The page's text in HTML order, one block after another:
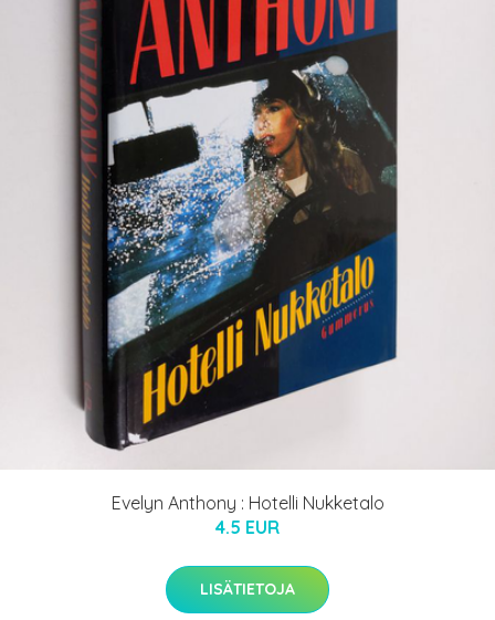
Evelyn Anthony : Hotelli Nukketalo
4.5 EUR
LISÄTIETOJA